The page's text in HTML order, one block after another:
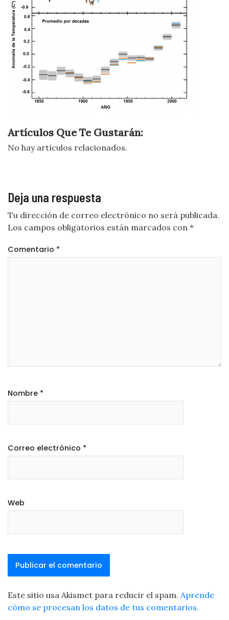
Artículos Que Te Gustarán:
No hay artículos relacionados.
Deja una respuesta
Tu dirección de correo electrónico no será publicada.
Los campos obligatorios están marcados con *
Comentario *
Nombre *
Correo electrónico *
Web
Este sitio usa Akismet para reducir el spam. Aprende
cómo se procesan los datos de tus comentarios.